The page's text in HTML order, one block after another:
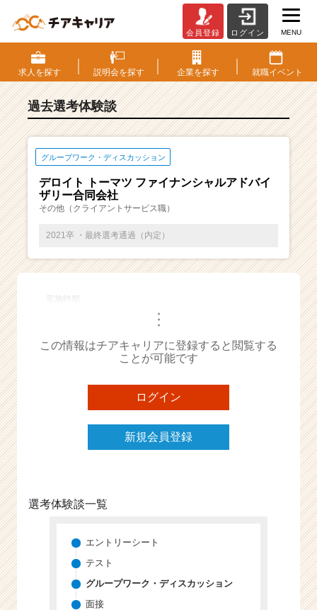
S・
選
考
験
覧
ベ
ン
ャ
成
長
ス
カ
が
届
く
ア
リ
会員登録 ログイン MENU
求人を探す 説明会を探す 企業を探す 就職イベント
過去選考体験談
グループワーク・ディスカッション
デロイト トーマツ ファイナンシャルアドバイ
ザリー合同会社
その他（クライアントサービス職）
2021卒 ・最終選考通過（内定）
・・・
この情報はチアキャリアに登録すると閲覧する
ことが可能です
ログイン
新規会員登録
選考体験談一覧
エントリーシート
テスト
グループワーク・ディスカッション
面接